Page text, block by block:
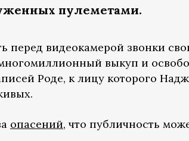
пулеметами.
перед видеокамерой звонки
выкуп и
Роде, к лицу которого
опасений, что публичность